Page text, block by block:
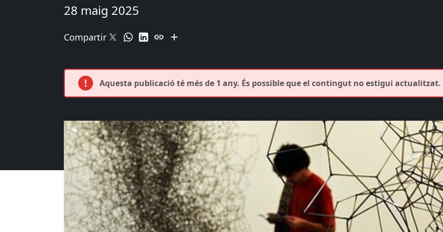
28 maig 2025
Compartir
Aquesta publicació té més de 1 any. És possible que el contingut no estigui actualitzat.